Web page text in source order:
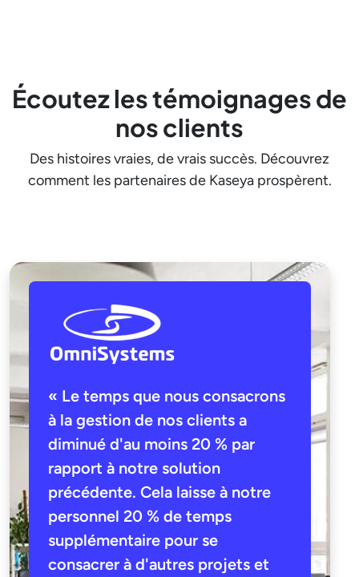
Écoutez les témoignages de
nos clients
Des histoires vraies, de vrais succès. Découvrez
comment les partenaires de Kaseya prospèrent.
« Le temps que nous consacrons
à la gestion de nos clients a
diminué d'au moins 20 % par
rapport à notre solution
précédente. Cela laisse à notre
personnel 20 % de temps
supplémentaire pour se
consacrer à d'autres projets et